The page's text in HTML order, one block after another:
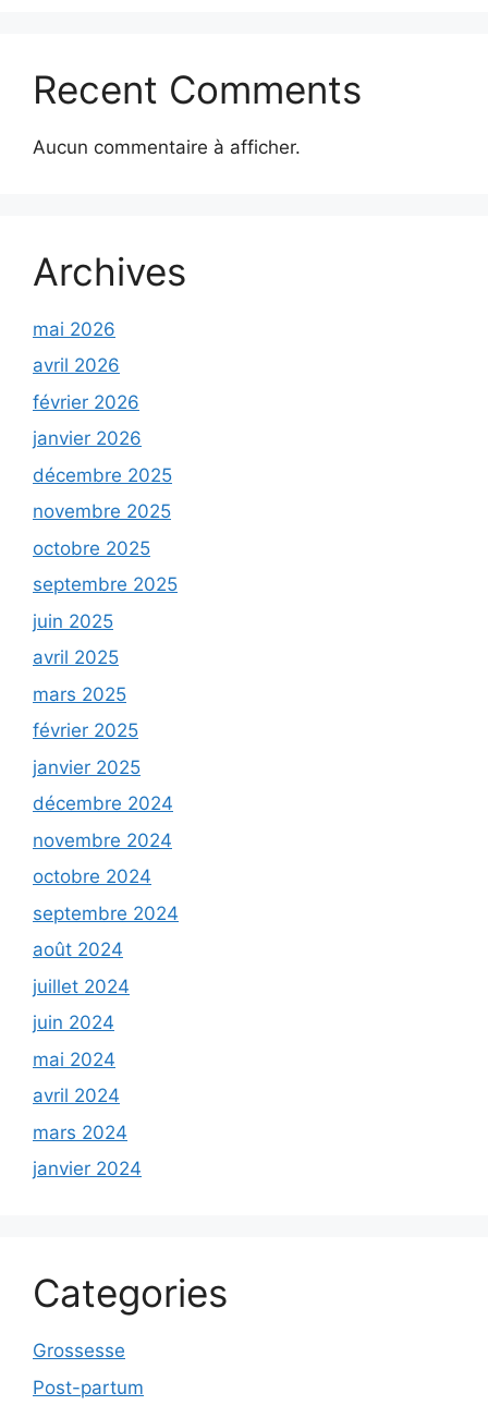
Recent Comments
Aucun commentaire à afficher.
Archives
mai 2026
avril 2026
février 2026
janvier 2026
décembre 2025
novembre 2025
octobre 2025
septembre 2025
juin 2025
avril 2025
mars 2025
février 2025
janvier 2025
décembre 2024
novembre 2024
octobre 2024
septembre 2024
août 2024
juillet 2024
juin 2024
mai 2024
avril 2024
mars 2024
janvier 2024
Categories
Grossesse
Post-partum